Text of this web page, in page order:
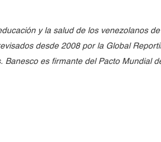
y la salud de los venezolanos
desde 2008 por la Global
es firmante del Pacto Mundial